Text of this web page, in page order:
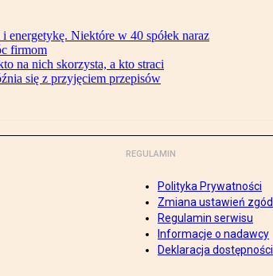
Niektóre w 40 spółek naraz
firmom
na nich skorzysta, a kto straci
się z przyjęciem przepisów
REGULAMIN
Polityka Prywatności
Zmiana ustawień zgód
Regulamin serwisu
Informacje o nadawcy
Deklaracja dostępności